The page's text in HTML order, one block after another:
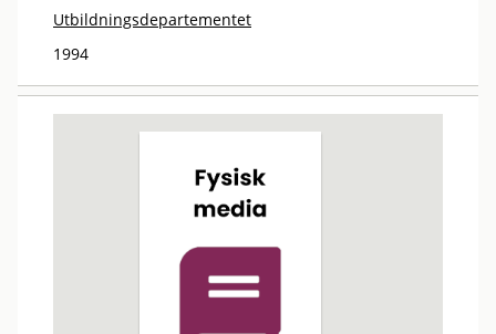
Utbildningsdepartementet
1994